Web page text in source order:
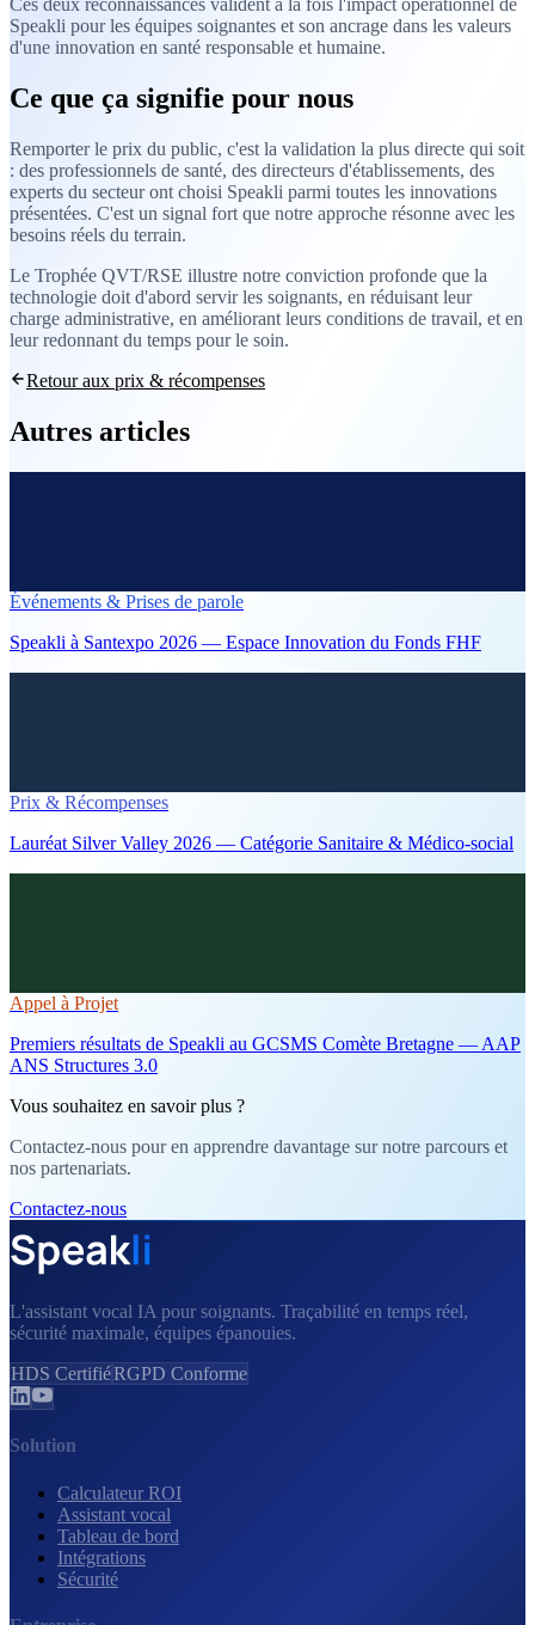
Ces deux reconnaissances valident à la fois l'impact opérationnel de
Speakli pour les équipes soignantes et son ancrage dans les valeurs
d'une innovation en santé responsable et humaine.
Ce que ça signifie pour nous
Remporter le prix du public, c'est la validation la plus directe qui soit
: des professionnels de santé, des directeurs d'établissements, des
experts du secteur ont choisi Speakli parmi toutes les innovations
présentées. C'est un signal fort que notre approche résonne avec les
besoins réels du terrain.
Le Trophée QVT/RSE illustre notre conviction profonde que la
technologie doit d'abord servir les soignants, en réduisant leur
charge administrative, en améliorant leurs conditions de travail, et en
leur redonnant du temps pour le soin.
Retour aux prix & récompenses
Autres articles
Événements & Prises de parole
Speakli à Santexpo 2026 — Espace Innovation du Fonds FHF
Prix & Récompenses
Lauréat Silver Valley 2026 — Catégorie Sanitaire & Médico-social
Appel à Projet
Premiers résultats de Speakli au GCSMS Comète Bretagne — AAP
ANS Structures 3.0
Vous souhaitez en savoir plus ?
Contactez-nous pour en apprendre davantage sur notre parcours et
nos partenariats.
Contactez-nous
L'assistant vocal IA pour soignants. Traçabilité en temps réel,
sécurité maximale, équipes épanouies.
HDS CertifiéRGPD Conforme
Solution
Calculateur ROI
Assistant vocal
Tableau de bord
Intégrations
Sécurité